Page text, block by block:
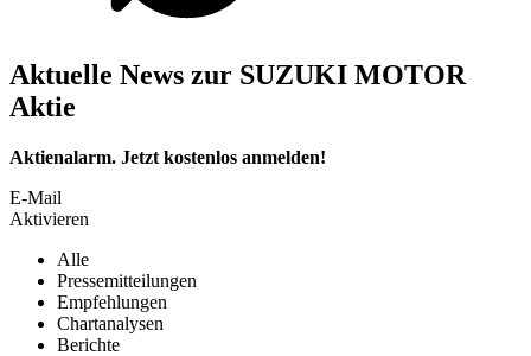
Aktuelle News zur SUZUKI MOTOR
Aktie
Aktienalarm. Jetzt kostenlos anmelden!
E-Mail
Aktivieren
Alle
Pressemitteilungen
Empfehlungen
Chartanalysen
Berichte